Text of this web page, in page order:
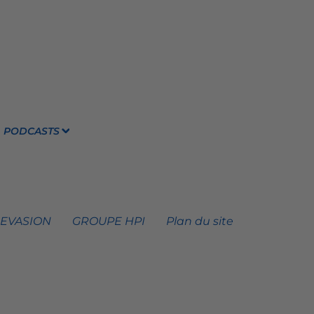
PODCASTS
GROUPE HPI Plan du site